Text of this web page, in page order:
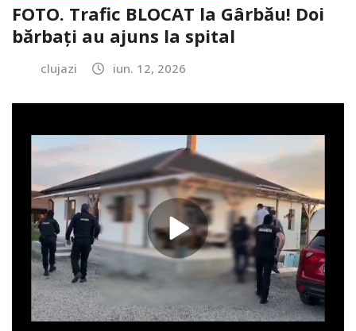
FOTO. Trafic BLOCAT la Gârbău! Doi
bărbați au ajuns la spital
clujazi iun. 12, 2026